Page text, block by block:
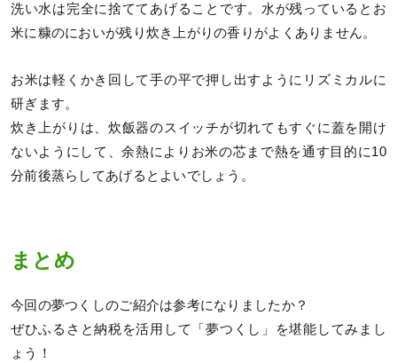
洗い水は完全に捨ててあげることです。水が残っているとお
米に糠のにおいが残り炊き上がりの香りがよくありません。
お米は軽くかき回して手の平で押し出すようにリズミカルに
研ぎます。
炊き上がりは、炊飯器のスイッチが切れてもすぐに蓋を開け
ないようにして、余熱によりお米の芯まで熱を通す目的に10
分前後蒸らしてあげるとよいでしょう。
まとめ
今回の夢つくしのご紹介は参考になりましたか？
ぜひふるさと納税を活用して「夢つくし」を堪能してみまし
ょう！